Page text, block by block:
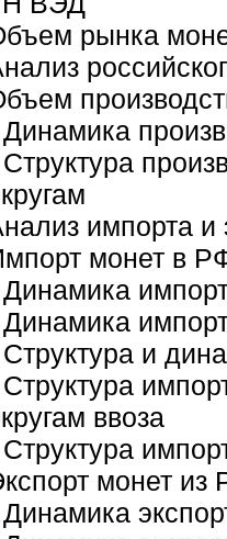
рынка
Динамика
Структура
импорта и
монет в
Динамика
Динамика
Структура и
Структура
ввоза
Структура
монет из
Динамика